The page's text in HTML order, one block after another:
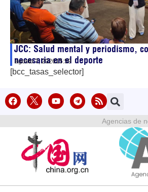
JCC: Salud mental y periodismo,
necesaria en el deporte
agosto 7, 202615:59
[bcc_tasas_selector]
Agencias de